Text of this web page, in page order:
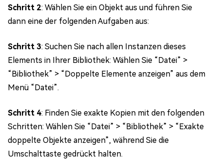
Schritt 2: Wählen Sie ein Objekt aus und führen Sie
dann eine der folgenden Aufgaben aus:
Schritt 3: Suchen Sie nach allen Instanzen dieses
Elements in Ihrer Bibliothek: Wählen Sie “Datei” >
“Bibliothek” > “Doppelte Elemente anzeigen” aus dem
Menü “Datei”.
Schritt 4: Finden Sie exakte Kopien mit den folgenden
Schritten: Wählen Sie “Datei” > “Bibliothek” > “Exakte
doppelte Objekte anzeigen”, während Sie die
Umschalttaste gedrückt halten.